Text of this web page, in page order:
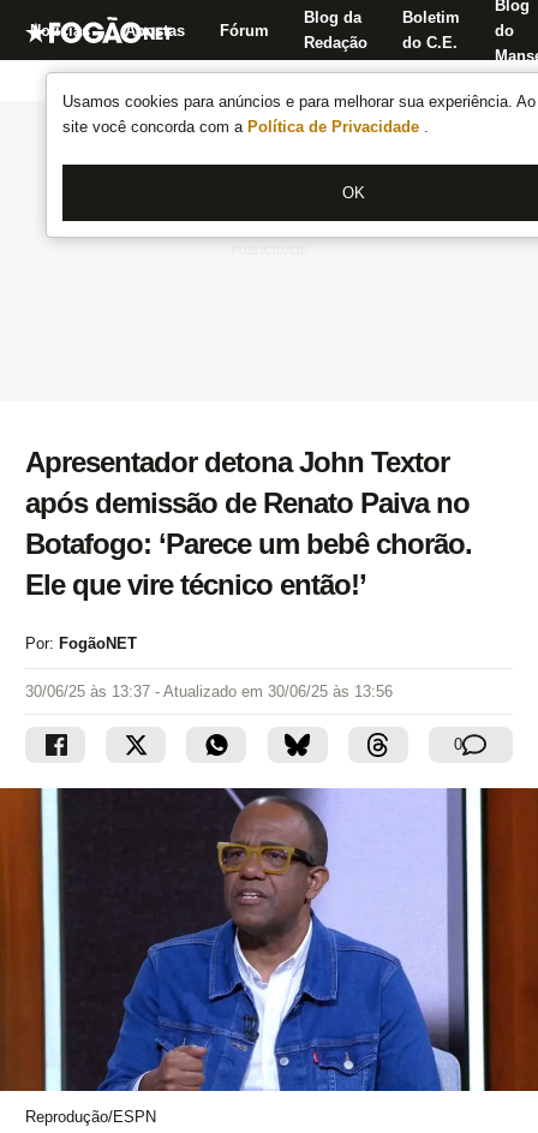
Usamos cookies para anúncios e para melhorar sua experiência.
site você concorda com a Política de Privacidade .
OK
Notícias Apostas Fórum
Blog da
Redação
Boletim
do C.E.
Blog
do
Apresentador detona John Textor
após demissão de Renato Paiva no
Botafogo: ‘Parece um bebê chorão.
Ele que vire técnico então!’
Por: FogãoNET
30/06/25 às 13:37 - Atualizado em 30/06/25 às 13:56
0
Reprodução/ESPN